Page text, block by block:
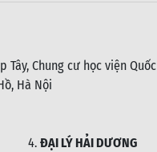
Tây, Chung cư học viện Quốc
Hà Nội
4.ĐẠI LÝ HẢI DƯƠNG